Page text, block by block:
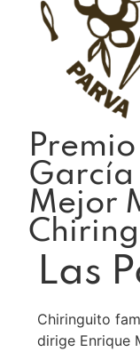
García
Mejor
Las
Chiringuito
dirige Enrique